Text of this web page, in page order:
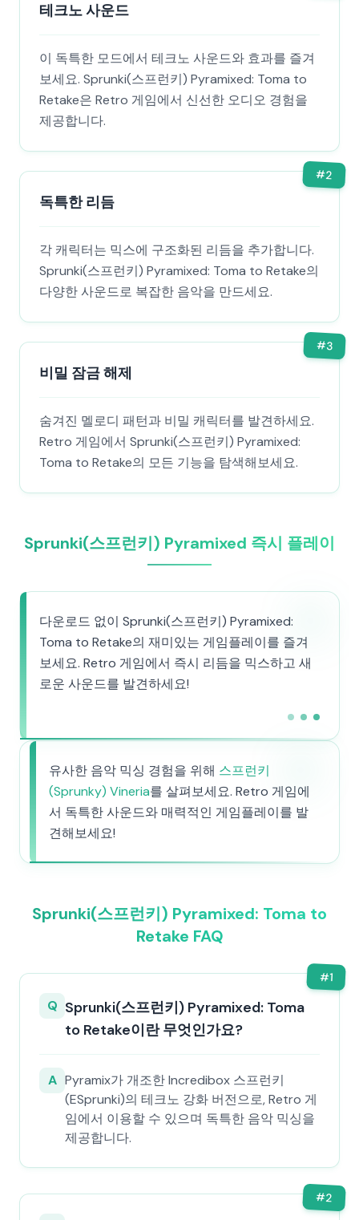
테크노 사운드
이 독특한 모드에서 테크노 사운드와 효과를 즐겨
보세요. Sprunki(스프런키) Pyramixed: Toma to
Retake은 Retro 게임에서 신선한 오디오 경험을
제공합니다.
#2
독특한 리듬
각 캐릭터는 믹스에 구조화된 리듬을 추가합니다.
Sprunki(스프런키) Pyramixed: Toma to Retake의
다양한 사운드로 복잡한 음악을 만드세요.
#3
비밀 잠금 해제
숨겨진 멜로디 패턴과 비밀 캐릭터를 발견하세요.
Retro 게임에서 Sprunki(스프런키) Pyramixed:
Toma to Retake의 모든 기능을 탐색해보세요.
Sprunki(스프런키) Pyramixed 즉시 플레이
다운로드 없이 Sprunki(스프런키) Pyramixed:
Toma to Retake의 재미있는 게임플레이를 즐겨
보세요. Retro 게임에서 즉시 리듬을 믹스하고 새
로운 사운드를 발견하세요!
유사한 음악 믹싱 경험을 위해 스프런키
(Sprunky) Vineria를 살펴보세요. Retro 게임에
서 독특한 사운드와 매력적인 게임플레이를 발
견해보세요!
Sprunki(스프런키) Pyramixed: Toma to
Retake FAQ
#1
Q Sprunki(스프런키) Pyramixed: Toma
to Retake이란 무엇인가요?
A Pyramix가 개조한 Incredibox 스프런키
(ESprunki)의 테크노 강화 버전으로, Retro 게
임에서 이용할 수 있으며 독특한 음악 믹싱을
제공합니다.
#2